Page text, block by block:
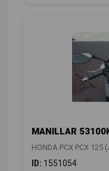
MANILLAR
HONDA PCX PCX 125
ID: 1551054